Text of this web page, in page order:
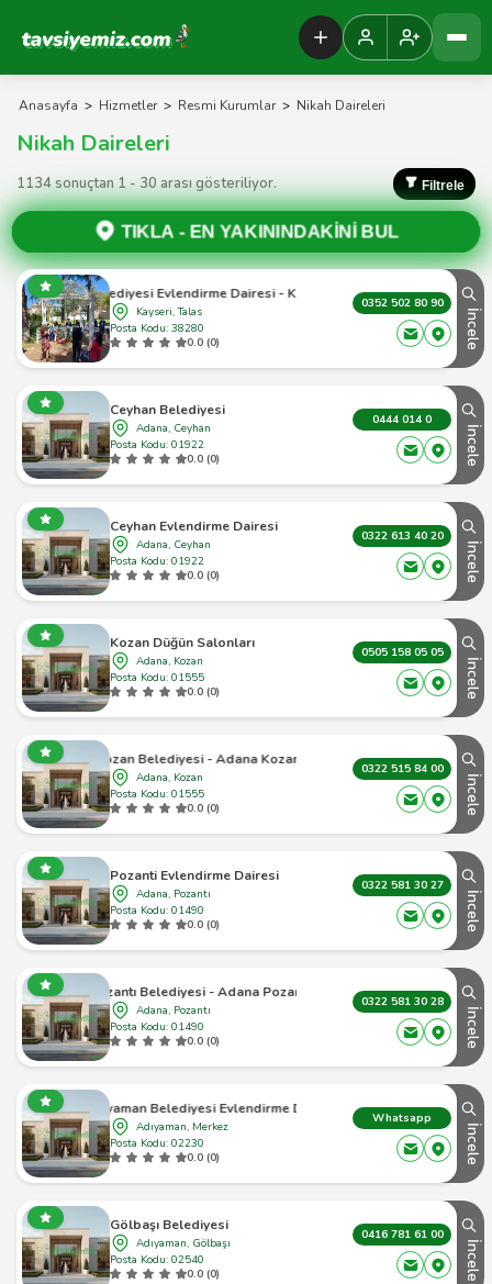
Tavsiyemiz Anasayfa
Anasayfa > Hizmetler > Resmi Kurumlar > Nikah Daireleri
Nikah Daireleri
1134 sonuçtan 1 - 30 arası gösteriliyor. Filtrele
TIKLA - EN YAKININDAKİNİ BUL
Belediyesi Evlendirme Dairesi - Kayseri Talas - 1
Kayseri, Talas
Posta Kodu: 38280
0.0 (0)
0352 502 80 90
İncele
Ceyhan Belediyesi
Adana, Ceyhan
Posta Kodu: 01922
0.0 (0)
0444 014 0
İncele
Ceyhan Evlendirme Dairesi
Adana, Ceyhan
Posta Kodu: 01922
0.0 (0)
0322 613 40 20
İncele
Kozan Düğün Salonları
Adana, Kozan
Posta Kodu: 01555
0.0 (0)
0505 158 05 05
İncele
Kozan Belediyesi - Adana Kozan - 1
Adana, Kozan
Posta Kodu: 01555
0.0 (0)
0322 515 84 00
İncele
Pozanti Evlendirme Dairesi
Adana, Pozantı
Posta Kodu: 01490
0.0 (0)
0322 581 30 27
İncele
Pozantı Belediyesi - Adana Pozantı - 1
Adana, Pozantı
Posta Kodu: 01490
0.0 (0)
0322 581 30 28
İncele
Adıyaman Belediyesi Evlendirme Dairesi
Adıyaman, Merkez
Posta Kodu: 02230
0.0 (0)
Whatsapp
İncele
Gölbaşı Belediyesi
Adıyaman, Gölbaşı
Posta Kodu: 02540
0.0 (0)
0416 781 61 00
İncele